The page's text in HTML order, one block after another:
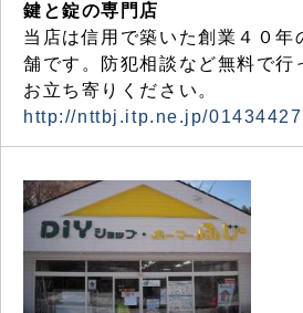
鍵と錠の専門店
当店は信用で築いた創業４０年
舗です。防犯相談など無料で行
お立ち寄りください。
http://nttbj.itp.ne.jp/